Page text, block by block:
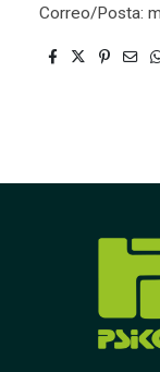
Correo/Posta: